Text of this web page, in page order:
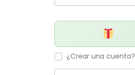
¿Crear una cuenta?